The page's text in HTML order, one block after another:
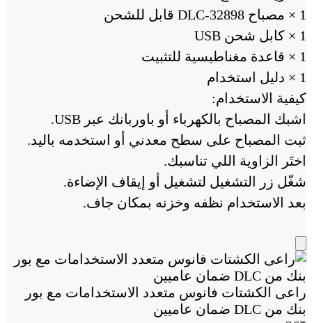
1 × مصباح DLC-32898 قابل للشحن
1 × كابل شحن USB
1 × قاعدة مغناطيسية للتثبيت
1 × دليل استخدام
كيفية الاستخدام:
اشبك المصباح بالكهرباء أو باوربانك عبر USB.
ثبت المصباح على سطح معدني أو استخدمه باليد.
اختَر الزاوية اللي تناسبك.
شغّل زر التشغيل لتشغيل أو إيقاف الإضاءة.
بعد الاستخدام نظفه وخزنه بمكان جاف.
Add
to
Cart
راعى الكشتات فانوس متعدد الاستخدامات مع بور
بنك من DLC ضمان عاميين